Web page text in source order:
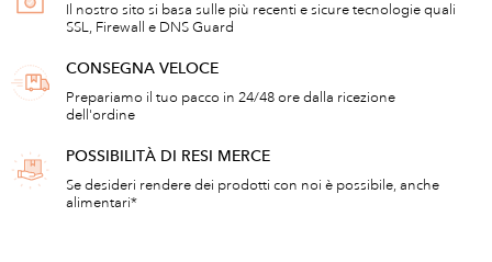
Il nostro sito si basa sulle più recenti e sicure tecnologie quali
SSL, Firewall e DNS Guard
CONSEGNA VELOCE
Prepariamo il tuo pacco in 24/48 ore dalla ricezione
dell'ordine
POSSIBILITÀ DI RESI MERCE
Se desideri rendere dei prodotti con noi è possibile, anche
alimentari*